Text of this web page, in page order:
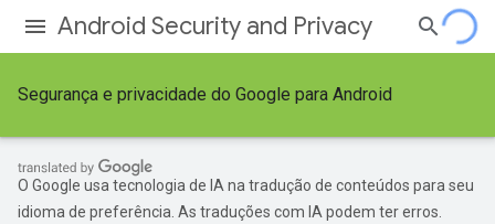
Android Security and Privacy
Segurança e privacidade do Google para Android
O Google usa tecnologia de IA na tradução de conteúdos para seu
idioma de preferência. As traduções com IA podem ter erros.